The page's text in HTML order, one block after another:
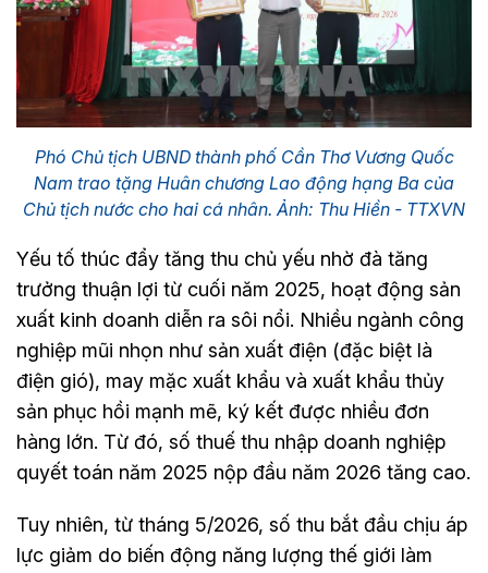
Phó Chủ tịch UBND thành phố Cần Thơ Vương Quốc
Nam trao tặng Huân chương Lao động hạng Ba của
Chủ tịch nước cho hai cá nhân. Ảnh: Thu Hiền - TTXVN
Yếu tố thúc đẩy tăng thu chủ yếu nhờ đà tăng
trưởng thuận lợi từ cuối năm 2025, hoạt động sản
xuất kinh doanh diễn ra sôi nổi. Nhiều ngành công
nghiệp mũi nhọn như sản xuất điện (đặc biệt là
điện gió), may mặc xuất khẩu và xuất khẩu thủy
sản phục hồi mạnh mẽ, ký kết được nhiều đơn
hàng lớn. Từ đó, số thuế thu nhập doanh nghiệp
quyết toán năm 2025 nộp đầu năm 2026 tăng cao.
Tuy nhiên, từ tháng 5/2026, số thu bắt đầu chịu áp
lực giảm do biến động năng lượng thế giới làm